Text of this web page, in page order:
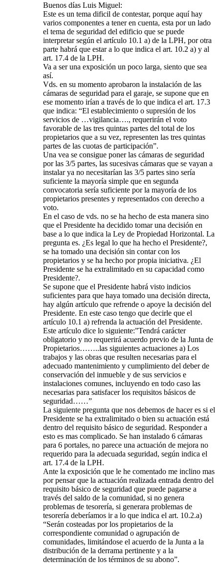
Buenos días Luis Miguel:
Este es un tema dificil de contestar, porque aquí hay
varios componentes a tener en cuenta, esta por un lado
el tema de seguridad del edificio que se puede
interpretar según el artículo 10.1 a) de la LPH, por otra
parte habrá que estar a lo que indica el art. 10.2 a) y al
art. 17.4 de la LPH.
Va a ser una exposición un poco larga, siento que sea
así.
Vds. en su momento aprobaron la instalación de las
cámaras de seguridad para el garaje, se supone que en
ese momento irían a través de lo que indica el art. 17.3
que indica: “El establecimiento o supresión de los
servicios de …vigilancia…., requerirán el voto
favorable de las tres quintas partes del total de los
propietarios que a su vez, representen las tres quintas
partes de las cuotas de participación”.
Una vea se consigue poner las cámaras de seguridad
por las 3/5 partes, las sucesivas cámaras que se vayan a
instalar ya no necesitarían las 3/5 partes sino sería
suficiente la mayoría simple que en segunda
convocatoria sería suficiente por la mayoría de los
propietarios presentes y representados con derecho a
voto.
En el caso de vds. no se ha hecho de esta manera sino
que el Presidente ha decidido tomar una decisión en
base a lo que indica la Ley de Propiedad Horizontal. La
pregunta es. ¿Es legal lo que ha hecho el Presidente?,
se ha tomado una decisión sin contar con los
propietarios y se ha hecho por propia iniciativa. ¿El
Presidente se ha extralimitado en su capacidad como
Presidente?.
Se supone que el Presidente habrá visto indicios
suficientes para que haya tomado una decisión directa,
hay algún artículo que refrende o apoye la decisión del
Presidente. En este caso tengo que decirle que el
artículo 10.1 a) refrenda la actuación del Presidente.
Este artículo dice lo siguiente:”Tendrá carácter
obligatorio y no requerirá acuerdo previo de la Junta de
Propietarios……..las siguientes actuaciones a) Los
trabajos y las obras que resulten necesarias para el
adecuado mantenimiento y cumplimiento del deber de
conservación del inmueble y de sus servicios e
instalaciones comunes, incluyendo en todo caso las
necesarias para satisfacer los requisitos básicos de
seguridad……”
La siguiente pregunta que nos debemos de hacer es si el
Presidente se ha extralimitado o bien su actuación está
dentro del requisito básico de seguridad. Responder a
esto es mas complicado. Se han instalado 6 cámaras
para 6 portales, no parece una actuación de mejora no
requerido para la adecuada seguridad, según indica el
art. 17.4 de la LPH.
Ante la exposición que le he comentado me inclino mas
por pensar que la actuación realizada entrada dentro del
requisito básico de seguridad que puede pagarse a
través del saldo de la comunidad, si no genera
problemas de tesorería, si generara problemas de
tesorería deberíamos ir a lo que indica el art. 10.2.a)
“Serán costeadas por los propietarios de la
correspondiente comunidad o agrupación de
comunidades, limitándose el acuerdo de la Junta a la
distribución de la derrama pertinente y a la
determinación de los términos de su abono”.